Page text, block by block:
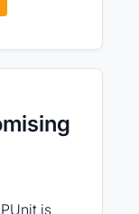
is